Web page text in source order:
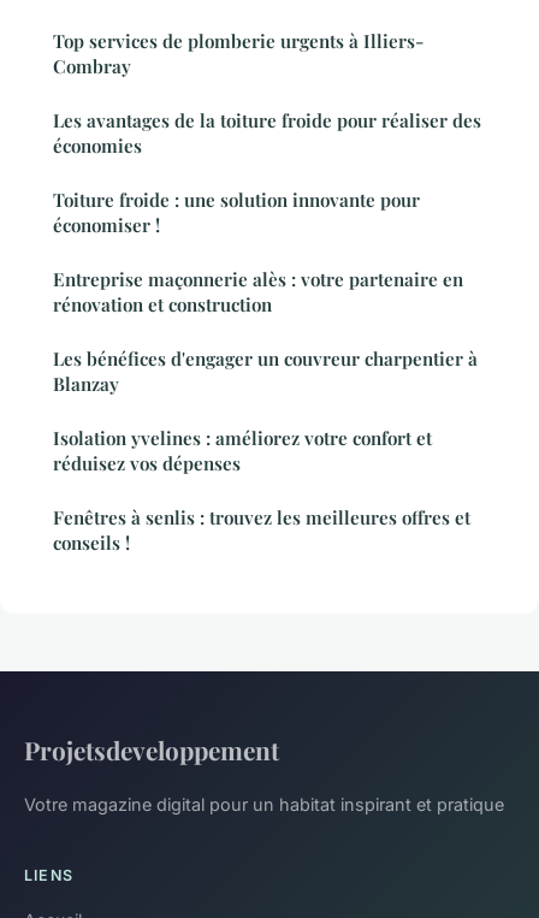
Top services de plomberie urgents à Illiers-
Combray
Les avantages de la toiture froide pour réaliser des
économies
Toiture froide : une solution innovante pour
économiser !
Entreprise maçonnerie alès : votre partenaire en
rénovation et construction
Les bénéfices d'engager un couvreur charpentier à
Blanzay
Isolation yvelines : améliorez votre confort et
réduisez vos dépenses
Fenêtres à senlis : trouvez les meilleures offres et
conseils !
Projetsdeveloppement
Votre magazine digital pour un habitat inspirant et pratique
LIENS